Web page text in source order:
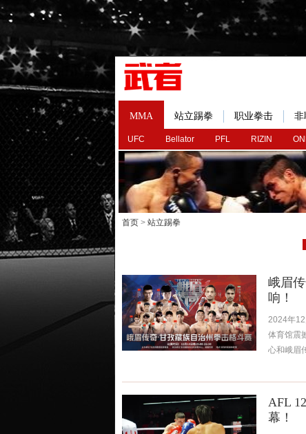
MMA
UFC Bellator PFL RIZIN
站立踢拳 职业拳击 非
首页 > 站立踢拳
峨眉
响！
2024年
体育馆震
心和峨眉
AFL
幕！